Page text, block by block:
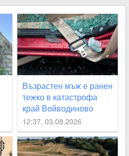
Възрастен мъж е ранен
тежко в катастрофа
край Войводиново
12:37, 03.08.2026